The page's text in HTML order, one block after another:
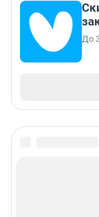
До